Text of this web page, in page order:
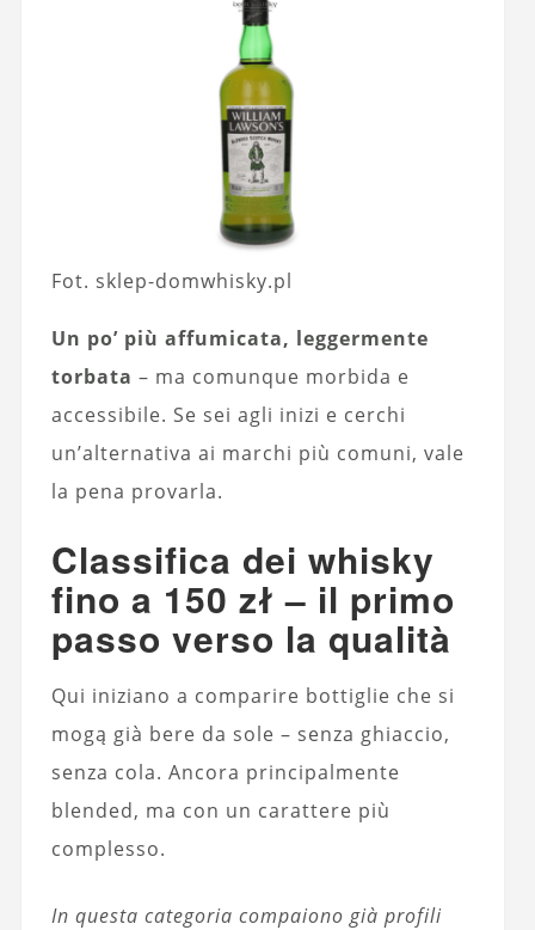
Fot. sklep-domwhisky.pl
Un po’ più affumicata, leggermente
torbata – ma comunque morbida e
accessibile. Se sei agli inizi e cerchi
un’alternativa ai marchi più comuni, vale
la pena provarla.
Classifica dei whisky
fino a 150 zł – il primo
passo verso la qualità
Qui iniziano a comparire bottiglie che si
mogą già bere da sole – senza ghiaccio,
senza cola. Ancora principalmente
blended, ma con un carattere più
complesso.
In questa categoria compaiono già profili